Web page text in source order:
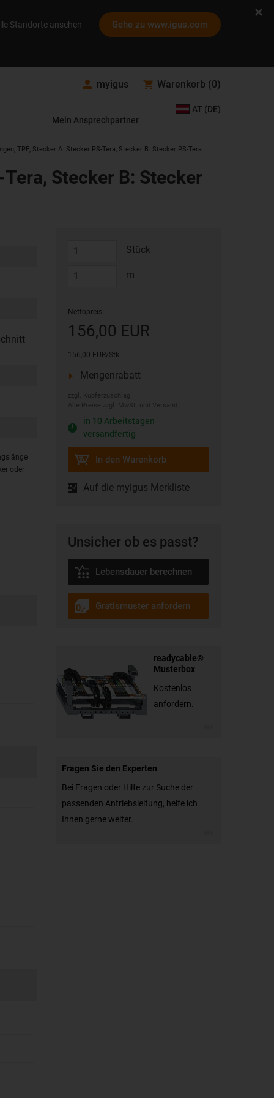
Standorte ansehen Gehe zu www.igus.com
myigus Warenkorb (0)
Mein Ansprechpartner
AT (DE)
TPE, Stecker A: Stecker PS-Tera, Stecker B: Stecker PS-Tera
Stecker B: Stecker
oder
Stück
m
Nettopreis:
156,00 EUR
156,00 EUR/Stk.
Mengenrabatt
zzgl. Kupferzuschlag
Alle Preise zzgl. MwSt. und Versand
in 10 Arbeitstagen
versandfertig
In den Warenkorb
Auf die myigus Merkliste
Unsicher ob es passt?
Lebensdauer berechnen
Gratismuster anfordern
readycable®
Musterbox
Kostenlos
anfordern.
Fragen Sie den Experten
Bei Fragen oder Hilfe zur Suche der
passenden Antriebsleitung, helfe ich
Ihnen gerne weiter.